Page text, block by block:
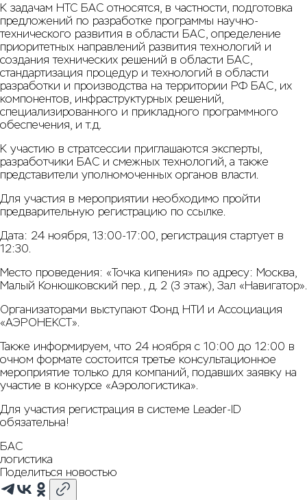
К задачам НТС БАС относятся, в частности, подготовка
предложений по разработке программы научно-
технического развития в области БАС, определение
приоритетных направлений развития технологий и
создания технических решений в области БАС,
стандартизация процедур и технологий в области
разработки и производства на территории РФ БАС, их
компонентов, инфраструктурных решений,
специализированного и прикладного программного
обеспечения, и т.д.
К участию в стратсессии приглашаются эксперты,
разработчики БАС и смежных технологий, а также
представители уполномоченных органов власти.
Для участия в мероприятии необходимо пройти
предварительную регистрацию по ссылке.
Дата: 24 ноября, 13:00-17:00, регистрация стартует в
12:30.
Место проведения: «Точка кипения» по адресу: Москва,
Малый Конюшковский пер., д. 2 (3 этаж), Зал «Навигатор».
Организаторами выступают Фонд НТИ и Ассоциация
«АЭРОНЕКСТ».
Также информируем, что 24 ноября с 10:00 до 12:00 в
очном формате состоится третье консультационное
мероприятие только для компаний, подавших заявку на
участие в конкурсе «Аэрологистика».
Для участия регистрация в системе Leader-ID
обязательна!
БАС
логистика
Поделиться новостью